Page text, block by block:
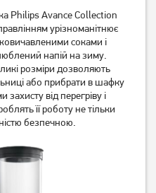
Соковитискач Tefal
Fruitella+ ZE370138
3 549грн
2 839грн
Philips Avance Collection
урізноманітнює
соками і
напій на зиму.
розміри дозволяють
або прибрати в шафку
захисту від перегріву і
її роботу не тільки
безпечною.